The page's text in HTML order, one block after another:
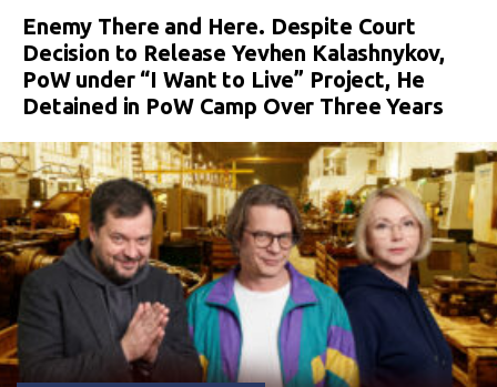
Enemy There and Here. Despite Court
Decision to Release Yevhen Kalashnykov,
PoW under “I Want to Live” Project, He
Detained in PoW Camp Over Three Years